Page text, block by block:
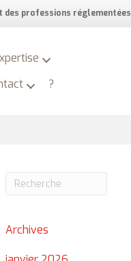
des professions réglementées
?
Archives